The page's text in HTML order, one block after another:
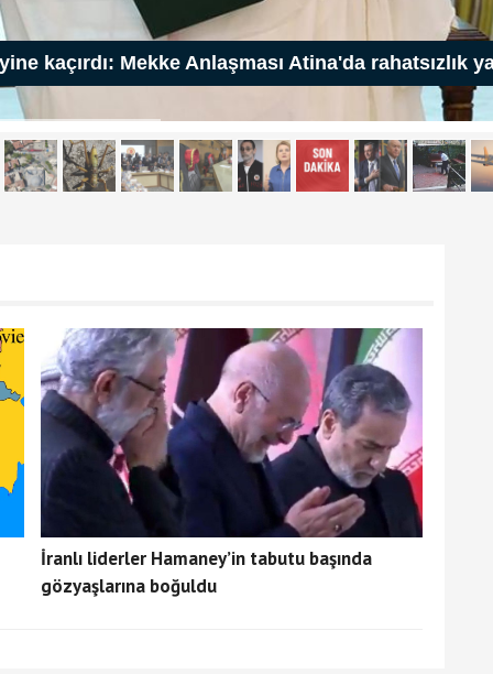
ağırlıyor
İranlı liderler Hamaney’in tabutu başında
gözyaşlarına boğuldu